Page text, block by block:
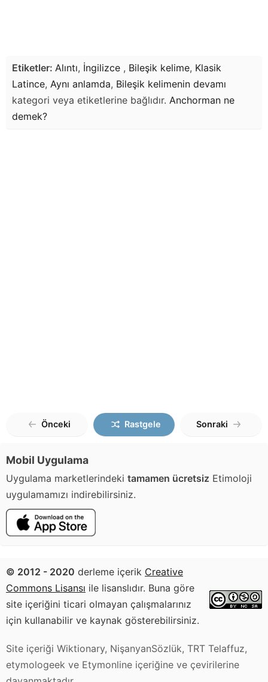
Etiketler: Alıntı, İngilizce , Bileşik kelime, Klasik
Latince, Aynı anlamda, Bileşik kelimenin devamı
kategori veya etiketlerine bağlıdır. Anchorman ne
demek?
Önceki Rastgele Sonraki
Mobil Uygulama
Uygulama marketlerindeki tamamen ücretsiz Etimoloji
uygulamamızı indirebilirsiniz.
© 2012 - 2020 derleme içerik Creative
Commons Lisansı ile lisanslıdır. Buna göre
site içeriğini ticari olmayan çalışmalarınız
için kullanabilir ve kaynak gösterebilirsiniz.
Site içeriği Wiktionary, NişanyanSözlük, TRT Telaffuz,
etymologeek ve Etymonline içeriğine ve çevirilerine